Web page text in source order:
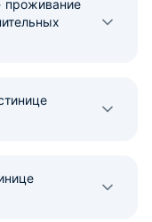
проживание